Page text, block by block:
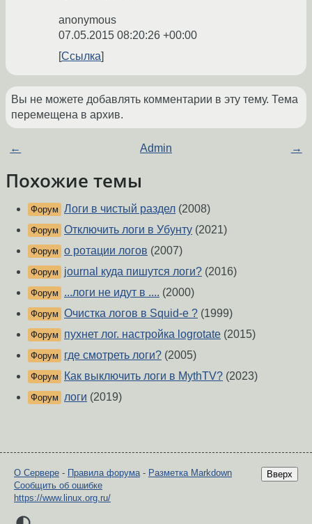
anonymous
07.05.2015 08:20:26 +00:00
Ссылка
Вы не можете добавлять комментарии в эту тему. Тема
перемещена в архив.
← Admin →
Похожие темы
Форум Логи в чистый раздел (2008)
Форум Отключить логи в Убунту (2021)
Форум о ротации логов (2007)
Форум journal куда пишутся логи? (2016)
Форум ...логи не идут в .... (2000)
Форум Очистка логов в Squid-e ? (1999)
Форум пухнет лог. настройка logrotate (2015)
Форум где смотреть логи? (2005)
Форум Как выключить логи в MythTV? (2023)
Форум логи (2019)
Вверх
О Сервере - Правила форума- Разметка Markdown
Сообщить об ошибке
https://www.linux.org.ru/